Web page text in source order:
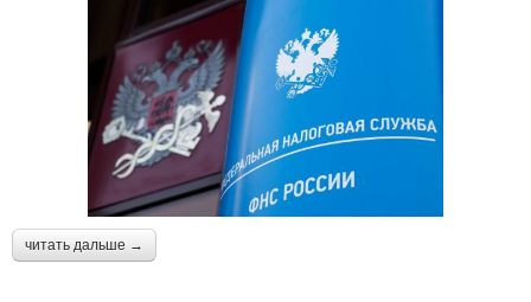
читать дальше →